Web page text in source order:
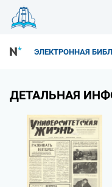
ЭЛЕКТРОННАЯ
ДЕТАЛЬНАЯ